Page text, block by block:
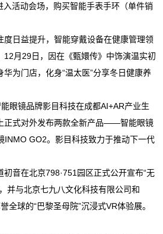
入活动会场，购买智能手表手环（单件销
日益提升，智能穿戴设备在健康管理领
12月29日，因在《甄嬛传》中饰演温实初
为门店，化身“温太医”分享冬日健康养
镜品牌影目科技在成都AI+AR产业生
正式对外发布两款全新产品——智能眼镜
INMO GO2。影目科技致力于推动下一代
在北京798·751园区正式公开宣布“无
并与北京七九八文化科技有限公司和
全球的“巴黎圣母院”沉浸式VR体验展。